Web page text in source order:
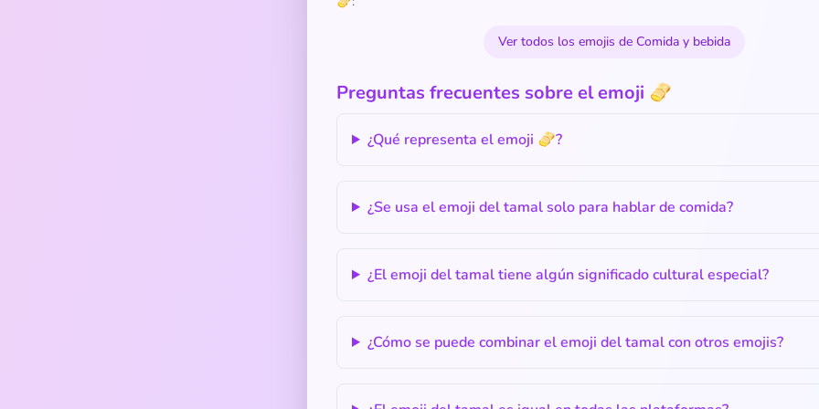
Ver todos los emojis de Comida y bebida
Preguntas frecuentes sobre el emoji 🫔
¿Qué representa el emoji 🫔?
¿Se usa el emoji del tamal solo para hablar de comida?
¿El emoji del tamal tiene algún significado cultural especial?
¿Cómo se puede combinar el emoji del tamal con otros emojis?